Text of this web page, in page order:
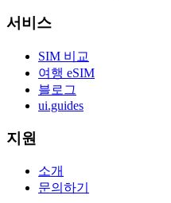
서비스
SIM 비교
여행 eSIM
블로그
ui.guides
지원
소개
문의하기